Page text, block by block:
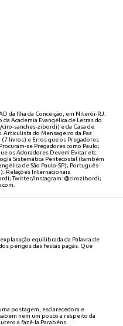
da Ilha da Conceição, em Niterói-RJ.
Academia Evangélica de Letras do
sanches-zibordi) e da Casa de
Articulista do Mensageiro da Paz
livros) e Erros que os Pregadores
se Pregadores como Paulo;
os Adoradores Devem Evitar etc.
Sistemática Pentecostal (também
de São Paulo-SP); Português-
Relações Internacionais
Twitter/Instagram: @cirozibordi;
equilibrada da Palavra de
perigos das festas pagãs. Que
postagem, esclarecedora e
nem um pouco a respeito da
a fazê-la.Parabéns.